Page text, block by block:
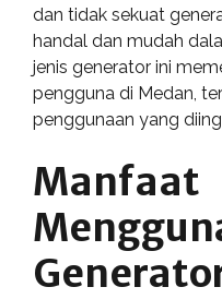
dan tidak sekuat
handal dan mudah
jenis generator ini
pengguna di Medan,
penggunaan yang
Manfaat